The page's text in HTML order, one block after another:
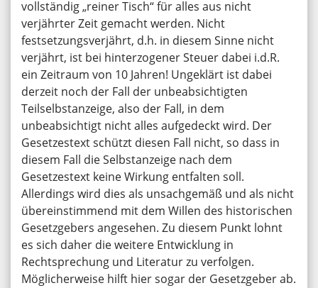
vollständig „reiner Tisch“ für alles aus nicht
verjährter Zeit gemacht werden. Nicht
festsetzungsverjährt, d.h. in diesem Sinne nicht
verjährt, ist bei hinterzogener Steuer dabei i.d.R.
ein Zeitraum von 10 Jahren! Ungeklärt ist dabei
derzeit noch der Fall der unbeabsichtigten
Teilselbstanzeige, also der Fall, in dem
unbeabsichtigt nicht alles aufgedeckt wird. Der
Gesetzestext schützt diesen Fall nicht, so dass in
diesem Fall die Selbstanzeige nach dem
Gesetzestext keine Wirkung entfalten soll.
Allerdings wird dies als unsachgemäß und als nicht
übereinstimmend mit dem Willen des historischen
Gesetzgebers angesehen. Zu diesem Punkt lohnt
es sich daher die weitere Entwicklung in
Rechtsprechung und Literatur zu verfolgen.
Möglicherweise hilft hier sogar der Gesetzgeber ab.